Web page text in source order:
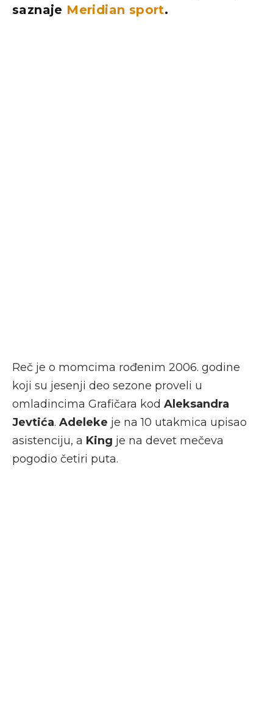
saznaje Meridian sport.
Reč je o momcima rođenim 2006. godine
koji su jesenji deo sezone proveli u
omladincima Grafičara kod Aleksandra
Jevtića. Adeleke je na 10 utakmica upisao
asistenciju, a King je na devet mečeva
pogodio četiri puta.